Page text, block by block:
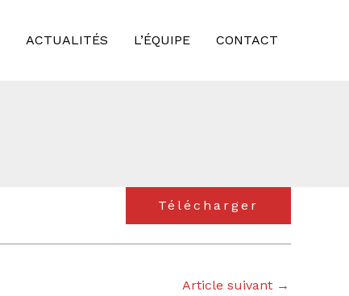
ACTUALITÉS L’ÉQUIPE CONTACT
Télécharger
Article suivant →